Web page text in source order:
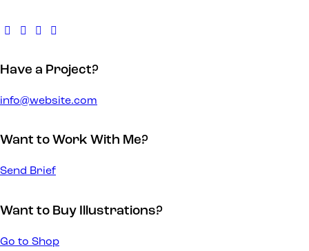
Have a Project?
info@website.com
Want to Work With Me?
Send Brief
Want to Buy Illustrations?
Go to Shop